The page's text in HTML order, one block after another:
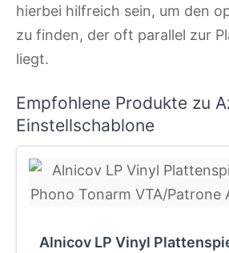
hierbei hilfreich sein, um den
zu finden, der oft parallel zur
liegt.
Empfohlene Produkte zu
Einstellschablone
Alnicov LP Vinyl